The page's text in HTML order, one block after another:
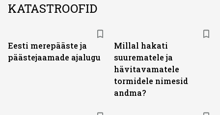
KATASTROOFID
Eesti merepääste ja
päästejaamade ajalugu
Millal hakati
suurematele ja
hävitavamatele
tormidele nimesid
andma?